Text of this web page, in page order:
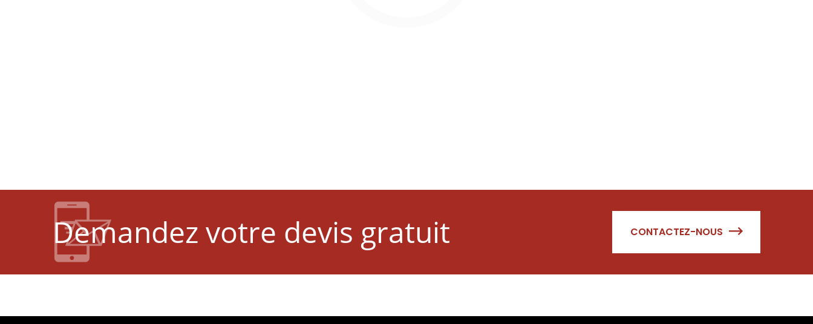
Demandez votre devis gratuit CONTACTEZ-NOUS